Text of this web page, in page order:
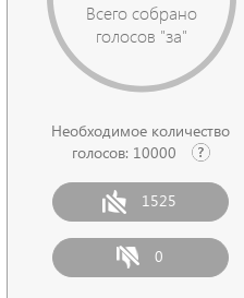
Всего собрано
голосов "за"
Необходимое количество
голосов: 10000
1525
0